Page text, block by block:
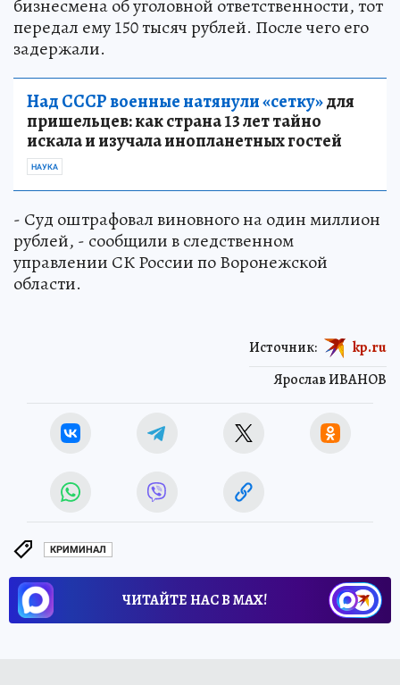
бизнесмена об уголовной ответственности, тот
передал ему 150 тысяч рублей. После чего его
задержали.
Над СССР военные натянули «сетку»для
пришельцев: как страна 13 лет тайно
искала и изучала инопланетных гостей
НАУКА
- Суд оштрафовал виновного на один миллион
рублей, - сообщили в следственном
управлении СК России по Воронежской
области.
Ярослав ИВАНОВ
Источник: kp.ru
КРИМИНАЛ
ЧИТАЙТЕ НАС В МАХ!